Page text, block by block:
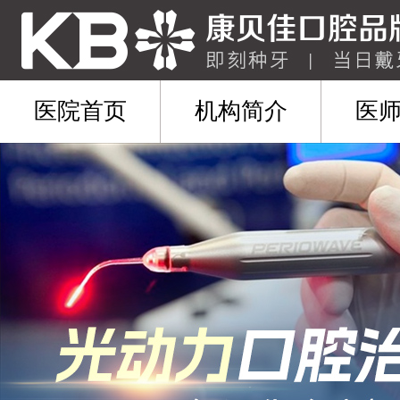
医院首页 机构简介 医